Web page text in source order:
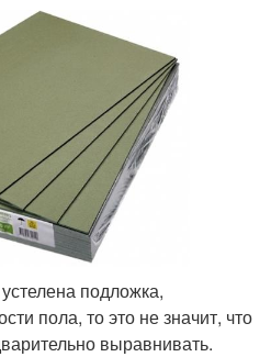
подложка,
пола, то это не значит, что
выравнивать.